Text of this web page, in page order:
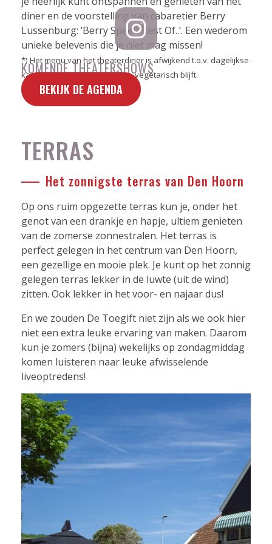
diner en de voorstelling van cabaretier Berry
Lussenburg: ‘Berry Speelt Best Of..’. Een wederom
unieke belevenis die je niet mag missen!
*) Het menu van het theaterdiner is afwijkend t.o.v. dagelijkse
kaart. Keuze tussen vis, vlees, vegetarisch blijft.
KOMENDE THEATERSHOWS
BEKIJK DE AGENDA
TERRAS
Het zonnigste terras van Den Hoorn
Op ons ruim opgezette terras kun je, onder het
genot van een drankje en hapje, ultiem genieten
van de zomerse zonnestralen. Het terras is
perfect gelegen in het centrum van Den Hoorn,
een gezellige en mooie plek. Je kunt op het zonnig
gelegen terras lekker in de luwte (uit de wind)
zitten. Ook lekker in het voor- en najaar dus!
En we zouden De Toegift niet zijn als we ook hier
niet een extra leuke ervaring van maken. Daarom
kun je zomers (bijna) wekelijks op zondagmiddag
komen luisteren naar leuke afwisselende
liveoptredens!